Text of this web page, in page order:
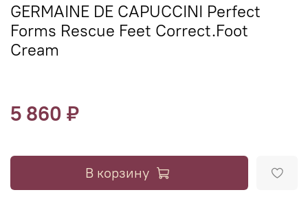
GERMAINE DE CAPUCCINI Perfect
Forms Rescue Feet Correct.Foot
Cream
5 860 ₽
В корзину